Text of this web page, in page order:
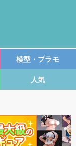
模型・プラモ
人気